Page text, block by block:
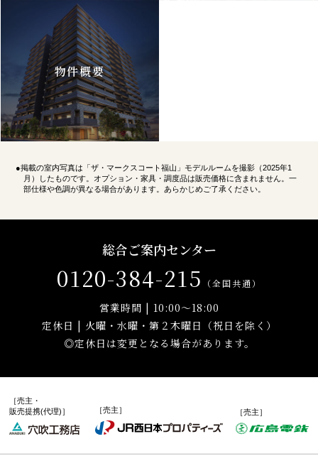
●掲載の室内写真は「ザ・マークスコート福山」モデルルームを撮影（2025年1
月）したものです。オプション・家具・調度品は販売価格に含まれません。一
部仕様や色調が異なる場合があります。あらかじめご了承ください。
物件概要
総合ご案内センター
0120-384-215 （全国共通）
営業時間 | 10:00～18:00
定休日 | 火曜・水曜・第２木曜日（祝日を除く）
◎定休日は変更となる場合があります。
［売主・
販売提携(代理)］
［売主］ ［売主］